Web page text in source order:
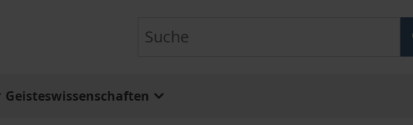
Geisteswissenschaften